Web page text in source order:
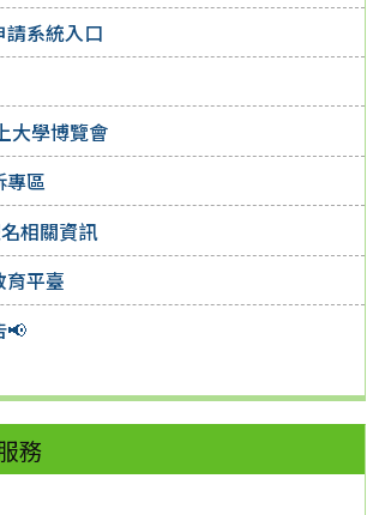
系統入口
大學博覽會
專區
相關資訊
平臺
📢
務